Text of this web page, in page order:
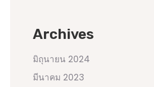
Archives
มิถุนายน 2024
มีนาคม 2023